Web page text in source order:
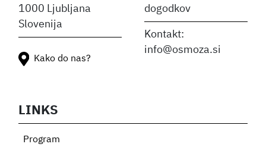
1000 Ljubljana
Slovenija
dogodkov
Kontakt:
info@osmoza.si
LINKS
Program
Kako do nas?